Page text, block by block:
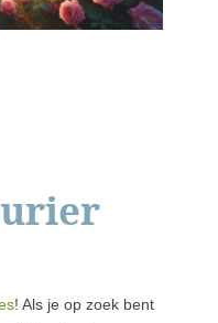
! Als je op zoek bent